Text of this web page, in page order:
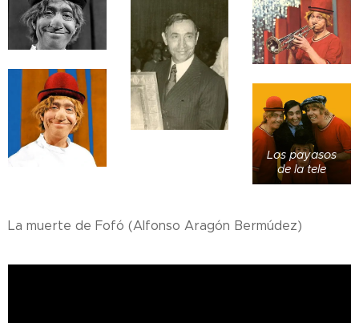
Los payasos
de la tele
La muerte de Fofó (Alfonso Aragón Bermúdez)